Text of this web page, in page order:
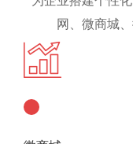
网、微商城